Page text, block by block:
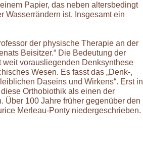
Papier, das neben altersbedingt
Wasserrändern ist. Insgesamt ein
der physische Therapie an der
Beisitzer.“ Die Bedeutung der
vorausliegenden Denksynthese
Wesen. Es fasst das „Denk-,
Daseins und Wirkens“. Erst in
Orthobiothik als einen der
Über 100 Jahre früher gegenüber den
Merleau-Ponty niedergeschrieben.